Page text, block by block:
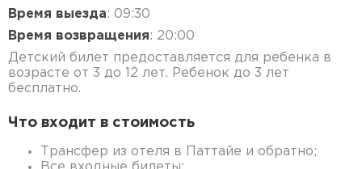
Время выезда: 09:30
Время возвращения: 20:00
Детский билет предоставляется для ребенка в
возрасте от 3 до 12 лет. Ребенок до 3 лет
бесплатно.
Что входит в стоимость
Трансфер из отеля в Паттайе и обратно;